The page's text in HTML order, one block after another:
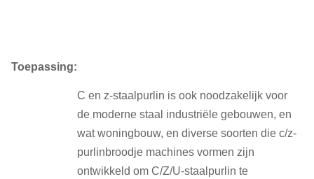
Toepassing:
C en z-staalpurlin is ook noodzakelijk voor
de moderne staal industriële gebouwen, en
wat woningbouw, en diverse soorten die c/z-
purlinbroodje machines vormen zijn
ontwikkeld om C/Z/U-staalpurlin te